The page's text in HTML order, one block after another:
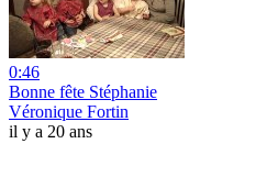
0:46
Bonne fête Stéphanie
Véronique Fortin
il y a 20 ans